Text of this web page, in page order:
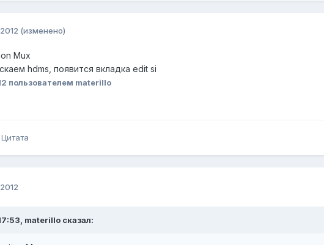
(изменено)
Mux
hdms, появится вкладка edit si
пользователем materillo
Цитата
materillo сказал: